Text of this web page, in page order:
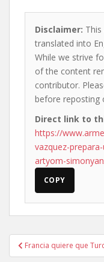
Disclaimer:
translated into
While we strive
of the content
contributor.
before reposting
Direct link to
https://
vazquez-
artyom-
COPY
Post
navigation
Francia quiere que